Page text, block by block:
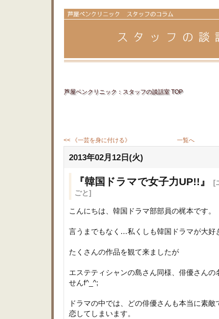
芦屋ベンクリニック：スタッフの談話室 TOP
<< 《一芸を身に付ける》 一覧へ
2013年02月12日(火)
『韓国ドラマで女子力UP!!』
[
ごと]
こんにちは、韓国ドラマ部部員の梶本です。
言うまでもなく…私くしも韓国ドラマが大
たくさんの作品を観て来ましたが
エステティシャンの島さん同様、俳優さん
せんf^_^;
ドラマの中では、どの俳優さんも本当に素敵
恋してしまいます。